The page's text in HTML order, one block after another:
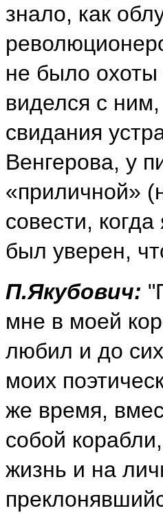
знало, как
не было охоты
виделся с
свидания
Венгерова, у
«приличной»
совести,
был уверен,
П.Якубович:
мне в моей
любил и до
моих
же время,
собой
жизнь и на